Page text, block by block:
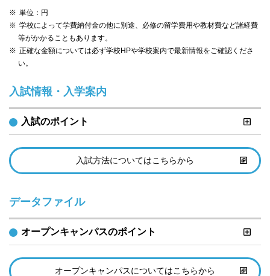
単位：円
学校によって学費納付金の他に別途、必修の留学費用や教材費など諸経費
等がかかることもあります。
正確な金額については必ず学校HPや学校案内で最新情報をご確認くださ
い。
入試情報・入学案内
入試のポイント
入試方法についてはこちらから
データファイル
オープンキャンパスのポイント
オープンキャンパスについてはこちらから